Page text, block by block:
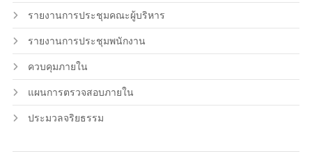
รายงานการประชุมคณะผู้บริหาร
รายงานการประชุมพนักงาน
ควบคุมภายใน
แผนการตรวจสอบภายใน
ประมวลจริยธรรม